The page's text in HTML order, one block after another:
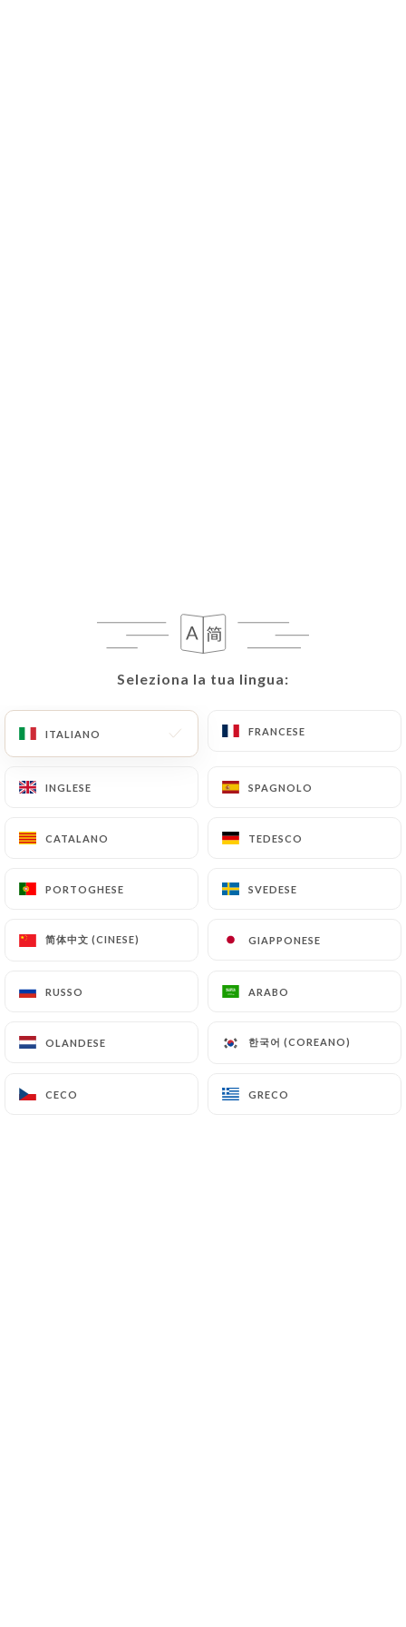
Seleziona la tua lingua:
ITALIANO FRANCESE
INGLESE SPAGNOLO
CATALANO TEDESCO
PORTOGHESE SVEDESE
简体中文 (CINESE) GIAPPONESE
RUSSO ARABO
OLANDESE 한국어 (COREANO)
CECO GRECO
Seleziona la tua lingua:
ITALIANO FRANCESE
INGLESE SPAGNOLO
CATALANO TEDESCO
PORTOGHESE SVEDESE
简体中文 (CINESE) GIAPPONESE
RUSSO ARABO
OLANDESE 한국어 (COREANO)
CECO GRECO